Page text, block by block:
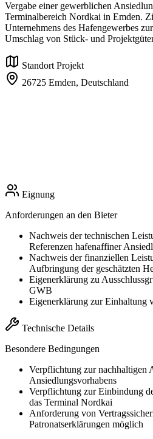
Vergabe einer gewerblichen
Terminalbereich Nordkai in Emden.
Unternehmens des Hafengewerbes
Umschlag von Stück- und
Standort Projekt
26725 Emden, Deutschland
Eignung
Anforderungen an den Bieter
Nachweis der technischen
Referenzen hafenaffiner
Nachweis der finanziellen
Aufbringung der geschätzten
Eigenerklärung zu
GWB
Eigenerklärung zur Einhaltung
Technische Details
Besondere Bedingungen
Verpflichtung zur nachhaltigen
Ansiedlungsvorhabens
Verpflichtung zur Einbindung
das Terminal Nordkai
Anforderung von
Patronatserklärungen möglich